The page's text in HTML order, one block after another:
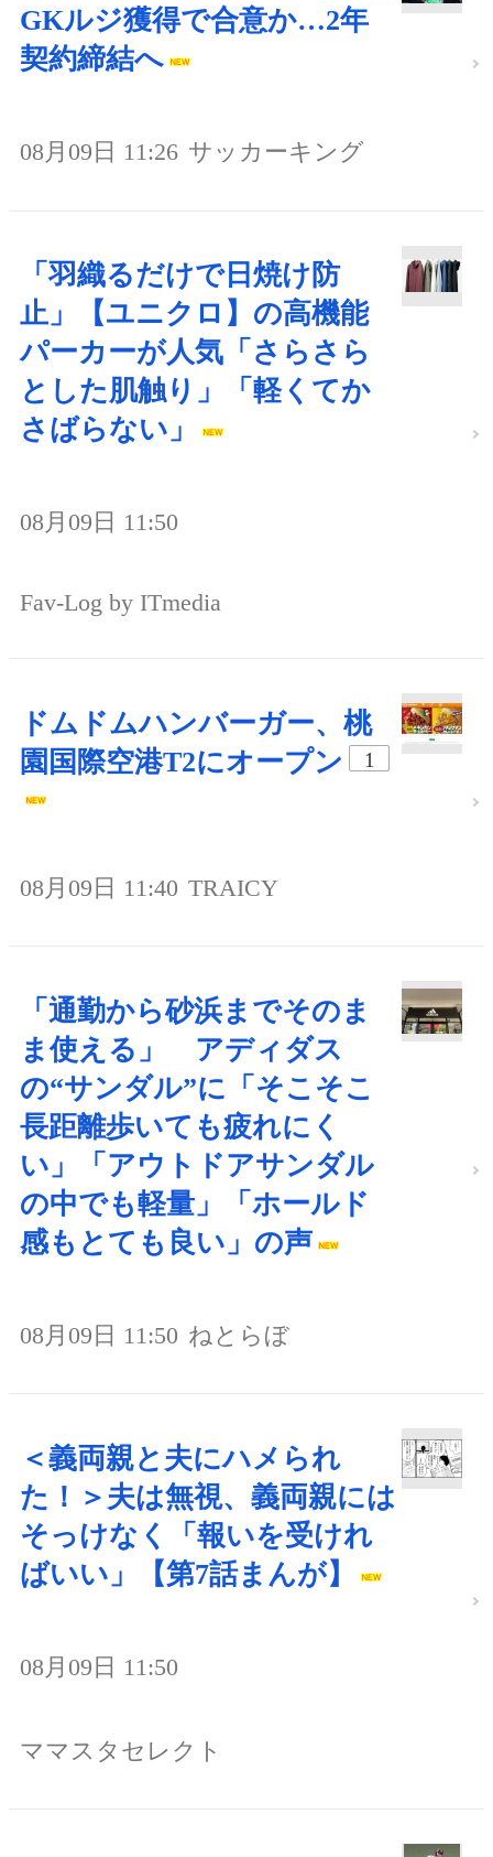
GKルジ獲得で合意か…2年
契約締結へ
08月09日 11:26 サッカーキング
「羽織るだけで日焼け防
止」【ユニクロ】の高機能
パーカーが人気「さらさら
とした肌触り」「軽くてか
さばらない」
08月09日 11:50
Fav-Log by ITmedia
ドムドムハンバーガー、桃
園国際空港T2にオープン
1
08月09日 11:40 TRAICY
「通勤から砂浜までそのま
ま使える」 アディダス
の“サンダル”に「そこそこ
長距離歩いても疲れにく
い」「アウトドアサンダル
の中でも軽量」「ホールド
感もとても良い」の声
08月09日 11:50 ねとらぼ
＜義両親と夫にハメられ
た！＞夫は無視、義両親には
そっけなく「報いを受けれ
ばいい」【第7話まんが】
08月09日 11:50
ママスタセレクト